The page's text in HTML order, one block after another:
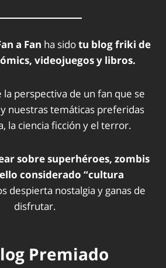
a Fan ha sidotu blog friki de
videojuegos y libros.
la perspectiva de un fan que se
nuestras temáticas preferidas
la ciencia ficción y el terror.
sobre superhéroes, zombis
considerado “cultura
despierta nostalgia y ganas de
disfrutar.
Premiado